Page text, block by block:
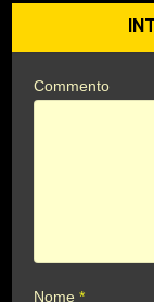
Commento
Nome*